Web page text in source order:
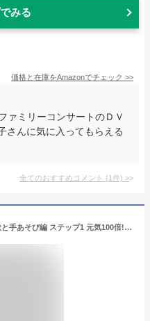
みる
価格と在庫をAmazonでチェック >>
ァミリーコンサートのＤＶ
さんに気に入ってもらえる
全てのおすすめコメント (1件) >
アンパンマンとはじめよう! お歌と手あそび編 ステップ1 元気100倍! おゆうぎしようね [DVD]